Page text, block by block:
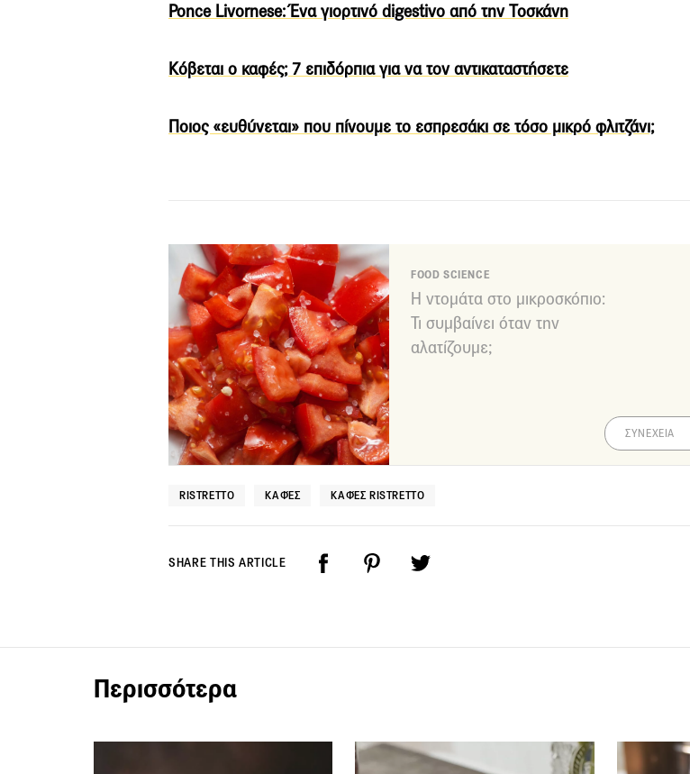
Ponce Livornese: Ένα γιορτινό digestivo από την Τοσκάνη
Κόβεται ο καφές; 7 επιδόρπια για να τον αντικαταστήσετε
Ποιος «ευθύνεται» που πίνουμε το εσπρεσάκι σε τόσο μικρό φλιτζάνι;
FOOD SCIENCE
Η ντομάτα στο μικροσκόπιο:
Τι συμβαίνει όταν την
αλατίζουμε;
ΣΥΝΕΧΕΙΑ
RISTRETTO ΚΑΦΈΣ ΚΑΦΈΣ RISTRETTO
SHARE THIS ARTICLE
Περισσότερα